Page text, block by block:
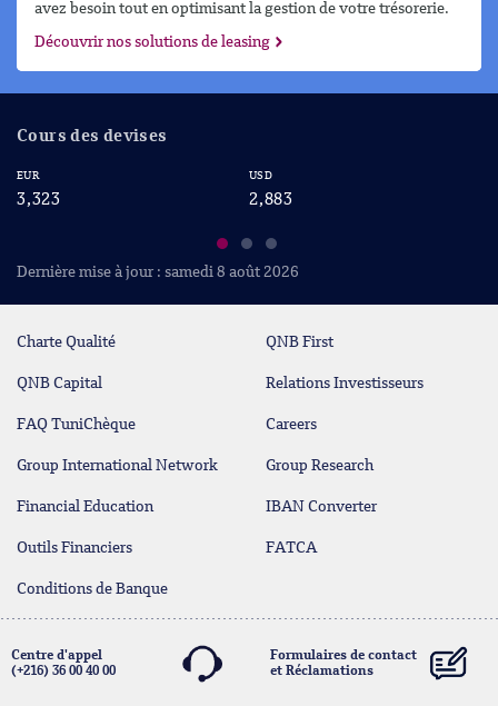
avez besoin tout en optimisant la gestion de votre trésorerie.
Découvrir nos solutions de leasing
Cours des devises
EUR
3,323
USD
2,883
Dernière mise à jour : samedi 8 août 2026
Charte Qualité QNB First
QNB Capital Relations Investisseurs
FAQ TuniChèque Careers
Group International Network Group Research
Financial Education IBAN Converter
Outils Financiers FATCA
Conditions de Banque
Centre d'appel
(+216) 36 00 40 00
Formulaires de contact
et Réclamations